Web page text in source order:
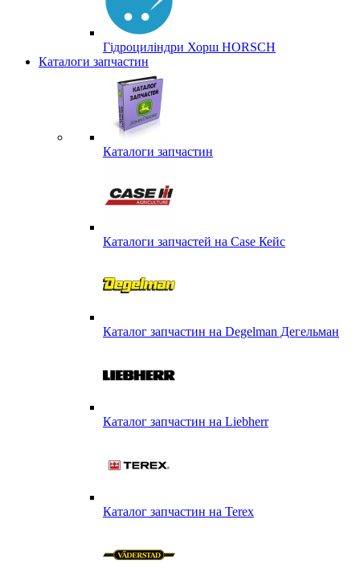
Гідроциліндри Хорш HORSCH
Каталоги запчастин
Каталоги запчастин
Каталоги запчастей на Case Кейс
Каталог запчастин на Degelman Дегельман
Каталог запчастин на Liebherr
Каталог запчастин на Terex